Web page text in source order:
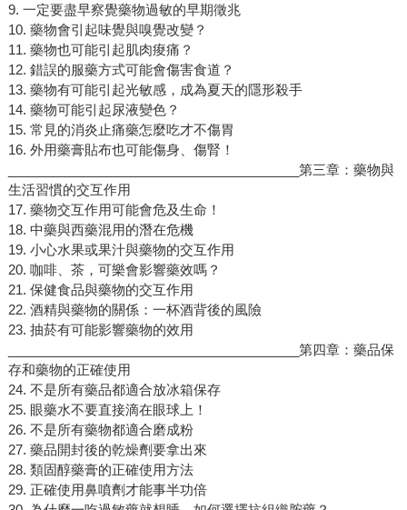
9. 一定要盡早察覺藥物過敏的早期徵兆
10. 藥物會引起味覺與嗅覺改變？
11. 藥物也可能引起肌肉痠痛？
12. 錯誤的服藥方式可能會傷害食道？
13. 藥物有可能引起光敏感，成為夏天的隱形殺手
14. 藥物可能引起尿液變色？
15. 常見的消炎止痛藥怎麼吃才不傷胃
16. 外用藥膏貼布也可能傷身、傷腎！
________________________________________第三章：藥物與
生活習慣的交互作用
17. 藥物交互作用可能會危及生命！
18. 中藥與西藥混用的潛在危機
19. 小心水果或果汁與藥物的交互作用
20. 咖啡、茶，可樂會影響藥效嗎？
21. 保健食品與藥物的交互作用
22. 酒精與藥物的關係：一杯酒背後的風險
23. 抽菸有可能影響藥物的效用
________________________________________第四章：藥品保
存和藥物的正確使用
24. 不是所有藥品都適合放冰箱保存
25. 眼藥水不要直接滴在眼球上！
26. 不是所有藥物都適合磨成粉
27. 藥品開封後的乾燥劑要拿出來
28. 類固醇藥膏的正確使用方法
29. 正確使用鼻噴劑才能事半功倍